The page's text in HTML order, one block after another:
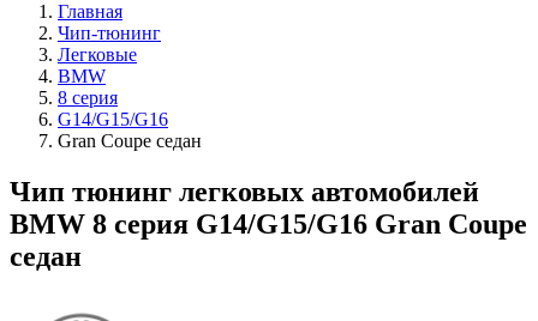
Главная
Чип-тюнинг
Легковые
BMW
8 серия
G14/G15/G16
Gran Coupe седан
Чип тюнинг легковых автомобилей
BMW 8 серия G14/G15/G16 Gran Coupe
седан